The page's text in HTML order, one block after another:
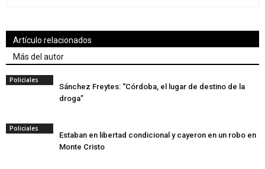
Artículo relacionados
Más del autor
Policiales
Sánchez Freytes: “Córdoba, el lugar de destino de la
droga”
Policiales
Estaban en libertad condicional y cayeron en un robo en
Monte Cristo